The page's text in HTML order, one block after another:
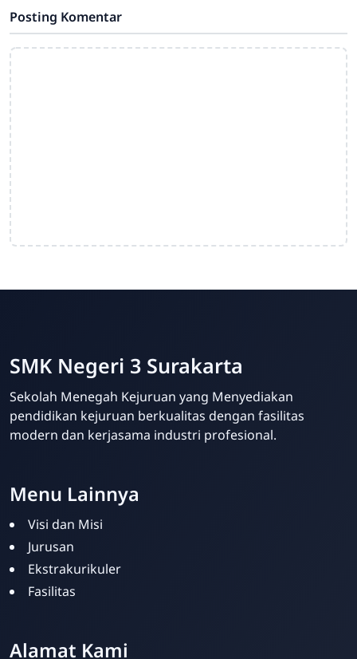
Posting Komentar
SMK Negeri 3 Surakarta
Sekolah Menegah Kejuruan yang Menyediakan
pendidikan kejuruan berkualitas dengan fasilitas
modern dan kerjasama industri profesional.
Menu Lainnya
Visi dan Misi
Jurusan
Ekstrakurikuler
Fasilitas
Alamat Kami